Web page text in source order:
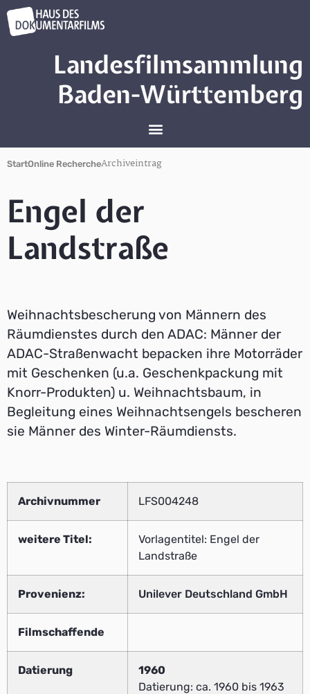
Landesfilmsammlung
Baden-Württemberg
StartOnline RechercheArchiveintrag
Engel der
Landstraße
Weihnachtsbescherung von Männern des
Räumdienstes durch den ADAC: Männer der
ADAC-Straßenwacht bepacken ihre Motorräder
mit Geschenken (u.a. Geschenkpackung mit
Knorr-Produkten) u. Weihnachtsbaum, in
Begleitung eines Weihnachtsengels bescheren
sie Männer des Winter-Räumdiensts.
Archivnummer LFS004248
weitere Titel:
Vorlagentitel: Engel der
Landstraße
Provenienz: Unilever Deutschland GmbH
Filmschaffende
Datierung
1960
Datierung: ca. 1960 bis 1963